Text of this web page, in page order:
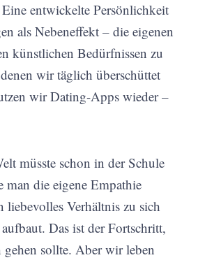
entwickelte Persönlichkeit
als Nebeneffekt – die eigenen
künstlichen Bedürfnissen zu
wir täglich überschüttet
wir Dating-Apps wieder –
müsste schon in der Schule
man die eigene Empathie
Verhältnis zu sich
Das ist der Fortschritt,
sollte. Aber wir leben